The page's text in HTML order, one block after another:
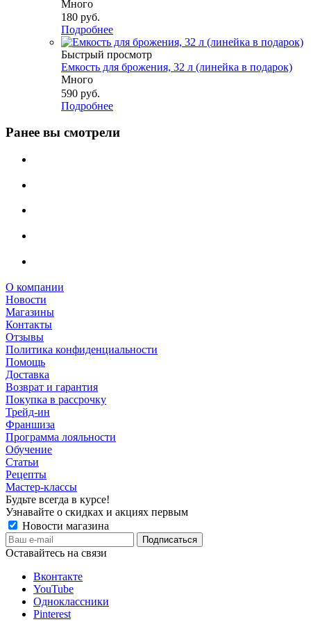
Много
180 руб.
Подробнее
Быстрый просмотр
Емкость для брожения, 32 л (линейка в подарок)
Много
590 руб.
Подробнее
Ранее вы смотрели
О компании
Новости
Магазины
Контакты
Отзывы
Политика конфиденциальности
Помощь
Доставка
Возврат и гарантия
Покупка в рассрочку
Трейд-ин
Франшиза
Программа лояльности
Обучение
Статьи
Рецепты
Мастер-классы
Будьте всегда в курсе!
Узнавайте о скидках и акциях первым
Новости магазина
Оставайтесь на связи
Вконтакте
YouTube
Одноклассники
Pinterest